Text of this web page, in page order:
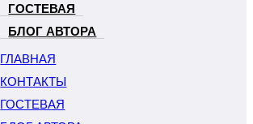
ГОСТЕВАЯ
БЛОГ АВТОРА
ГЛАВНАЯ
КОНТАКТЫ
ГОСТЕВАЯ